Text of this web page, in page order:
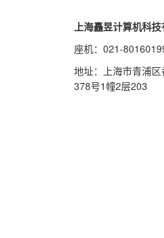
上海矗昱计算机科
座机：021-
地址：上海市青浦
378号1幢2层203